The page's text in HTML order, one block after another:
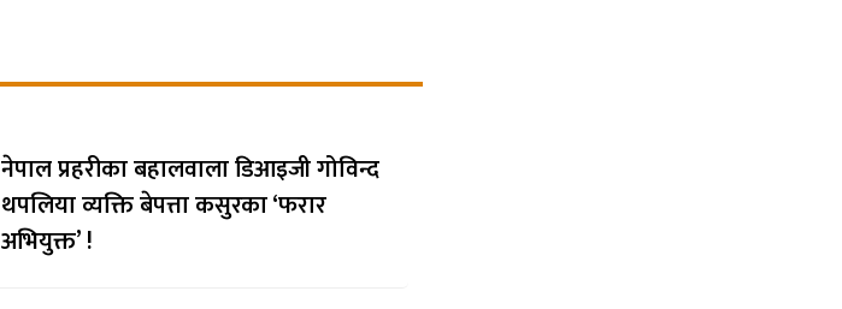
नेपाल प्रहरीका बहालवाला डिआइजी गोविन्द
थपलिया व्यक्ति बेपत्ता कसुरका ‘फरार
अभियुक्त’ !